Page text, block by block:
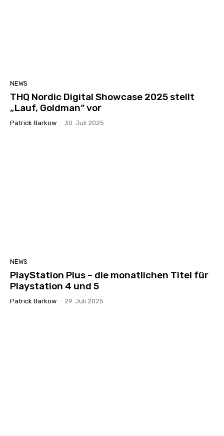
NEWS
THQ Nordic Digital Showcase 2025 stellt
„Lauf, Goldman“ vor
Patrick Barkow - 30. Juli 2025
NEWS
PlayStation Plus – die monatlichen Titel für
Playstation 4 und 5
Patrick Barkow - 29. Juli 2025